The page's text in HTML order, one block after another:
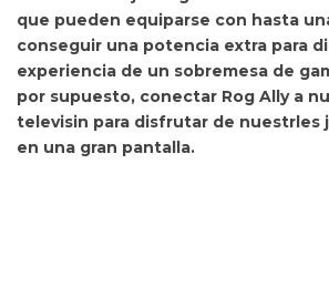
que pueden equiparse con hasta
conseguir una potencia extra para
experiencia de un sobremesa de
por supuesto, conectar Rog Ally a
televisin para disfrutar de nuestrles
en una gran pantalla.